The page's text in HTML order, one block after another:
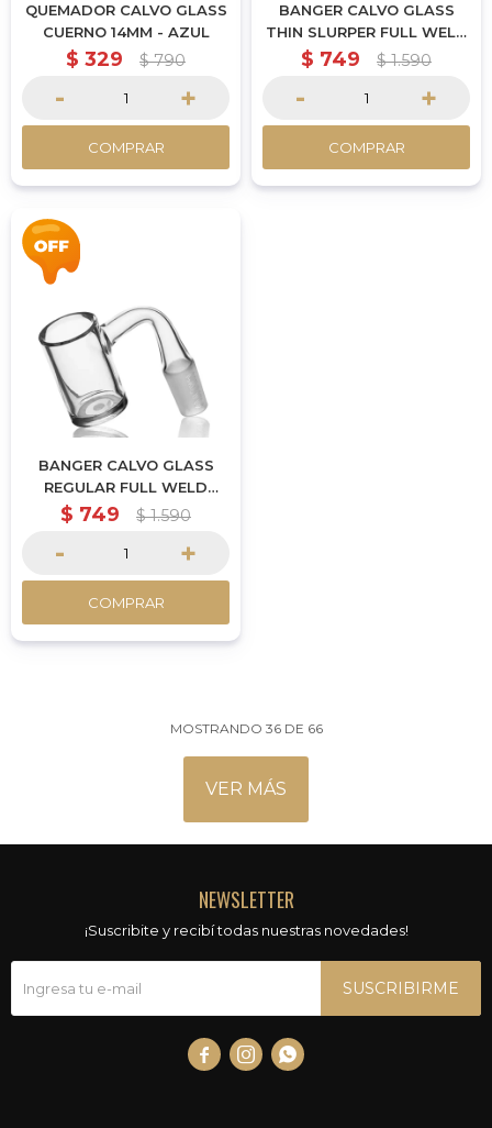
QUEMADOR CALVO GLASS
CUERNO 14MM - AZUL
$ 329 $ 790
- +
COMPRAR
BANGER CALVO GLASS
THIN SLURPER FULL WELD
14MM MACHO
$ 749 $ 1.590
- +
COMPRAR
BANGER CALVO GLASS
REGULAR FULL WELD
14MM MACHO
$ 749 $ 1.590
- +
COMPRAR
MOSTRANDO 36DE 66
VER MÁS
NEWSLETTER
¡Suscribite y recibí todas nuestras novedades!
SUSCRIBIRME
  